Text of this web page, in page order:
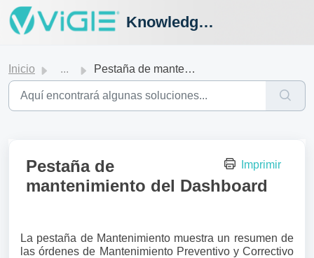
Knowledge Hub
Inicio ... Pestaña de mantenimiento del Dashboard
Imprimir
Pestaña de
mantenimiento del Dashboard
La pestaña de Mantenimiento muestra un resumen de
las órdenes de Mantenimiento Preventivo y Correctivo